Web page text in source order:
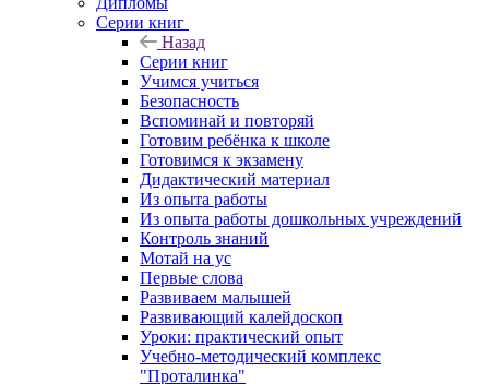
Серии книг
Назад
Серии книг
Учимся учиться
Безопасность
Вспоминай и повторяй
Готовим ребёнка к школе
Готовимся к экзамену
Дидактический материал
Из опыта работы
Из опыта работы дошкольных учреждений
Контроль знаний
Мотай на ус
Первые слова
Развиваем малышей
Развивающий калейдоскоп
Уроки: практический опыт
Учебно-методический комплекс
"Проталинка"